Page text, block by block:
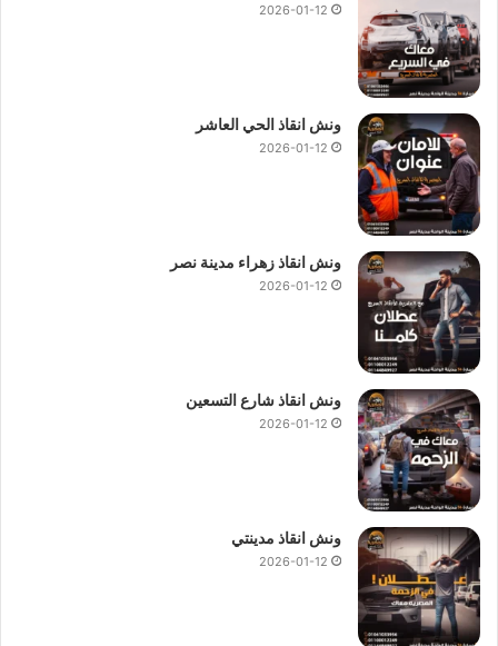
2026-01-12
ونش انقاذ الحي العاشر
2026-01-12
ونش انقاذ زهراء مدينة نصر
2026-01-12
ونش انقاذ شارع التسعين
2026-01-12
ونش انقاذ مدينتي
2026-01-12